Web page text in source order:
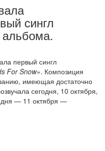
сингл
альбома.
первый сингл
For Snow». Композиция
имеющая достаточно
сегодня, 10 октября,
дня — 11 октября —